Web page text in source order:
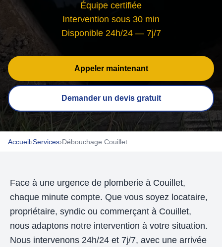
Équipe certifiée
Intervention sous 30 min
Disponible 24h/24 — 7j/7
Appeler maintenant
Demander un devis gratuit
Accueil›Services›Débouchage Couillet
Face à une urgence de plomberie à Couillet,
chaque minute compte. Que vous soyez locataire,
propriétaire, syndic ou commerçant à Couillet,
nous adaptons notre intervention à votre situation.
Nous intervenons 24h/24 et 7j/7, avec une arrivée